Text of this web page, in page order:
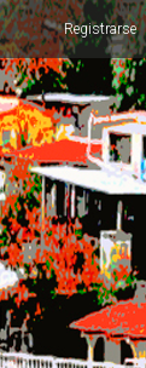
Registrarse